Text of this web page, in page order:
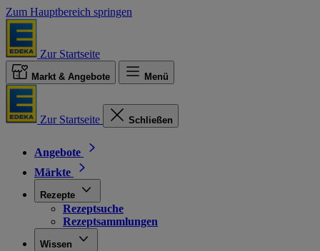
Zum Hauptbereich springen
Zur Startseite
Markt & Angebote Menü
Zur Startseite Schließen
Angebote
Märkte
Rezepte
Rezeptsuche
Rezeptsammlungen
Wissen